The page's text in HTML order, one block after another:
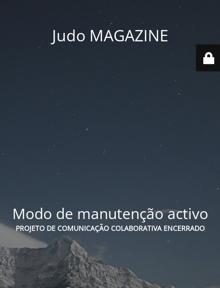
Judo MAGAZINE
Modo de manutenção activo
PROJETO DE COMUNICAÇÃO COLABORATIVA ENCERRADO